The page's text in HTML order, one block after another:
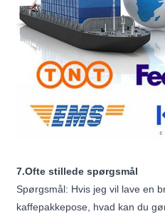
7.Ofte stillede spørgsmål
Spørgsmål: Hvis jeg vil lave en
kaffepakkepose, hvad kan du